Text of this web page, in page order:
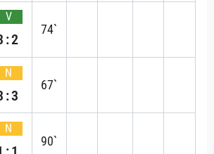
V
74`
N
67`
N
90`